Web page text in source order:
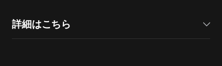
詳細はこちら